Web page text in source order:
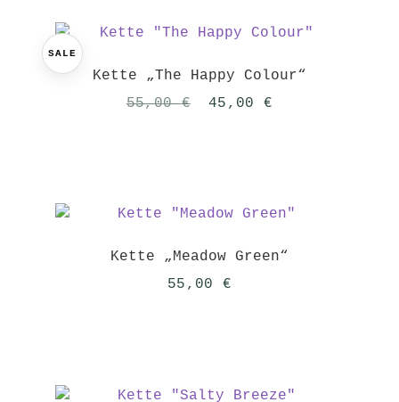
SALE
Kette „The Happy Colour“
55,00€
Ursprünglicher
45,00 €
Kette „Meadow Green“
55,00 €